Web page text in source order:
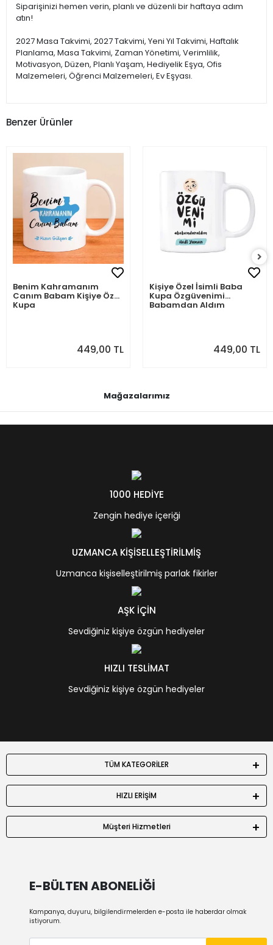
Siparişinizi hemen verin, planlı ve düzenli bir haftaya adım
atın!
2027 Masa Takvimi, 2027 Takvimi, Yeni Yıl Takvimi, Haftalık
Planlama, Masa Takvimi, Zaman Yönetimi, Verimlilik,
Motivasyon, Düzen, Planlı Yaşam, Hediyelik Eşya, Ofis
Malzemeleri, Öğrenci Malzemeleri, Ev Eşyası.
Benzer Ürünler
Benim Kahramanım
Canım Babam Kişiye Özel
Kupa
449,00 TL
Kişiye Özel İsimli Baba
Kupa Özgüvenimi
Babamdan Aldım
449,00 TL
Mağazalarımız
1000 HEDİYE
Zengin hediye içeriği
UZMANCA KİŞİSELLEŞTİRİLMİŞ
Uzmanca kişiselleştirilmiş parlak fikirler
AŞK İÇİN
Sevdiğiniz kişiye özgün hediyeler
HIZLI TESLİMAT
Sevdiğiniz kişiye özgün hediyeler
TÜM KATEGORİLER
HIZLI ERİŞİM
Müşteri Hizmetleri
E-BÜLTEN ABONELİĞİ
Kampanya, duyuru, bilgilendirmelerden e-posta ile haberdar olmak
istiyorum.